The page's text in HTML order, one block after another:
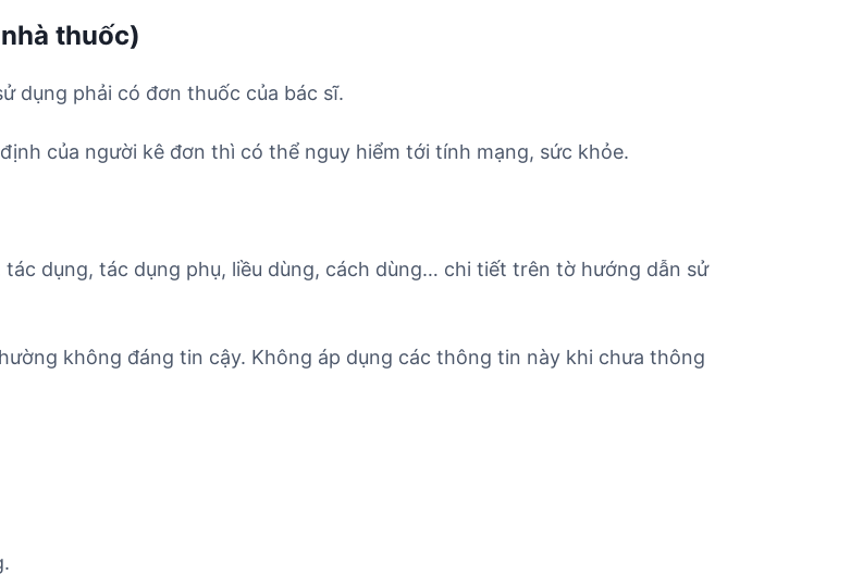
thuốc)
dụng phải có đơn thuốc của bác sĩ.
của người kê đơn thì có thể nguy hiểm tới tính mạng, sức khỏe.
dụng, tác dụng phụ, liều dùng, cách dùng… chi tiết trên tờ hướng dẫn sử
không đáng tin cậy. Không áp dụng các thông tin này khi chưa thông